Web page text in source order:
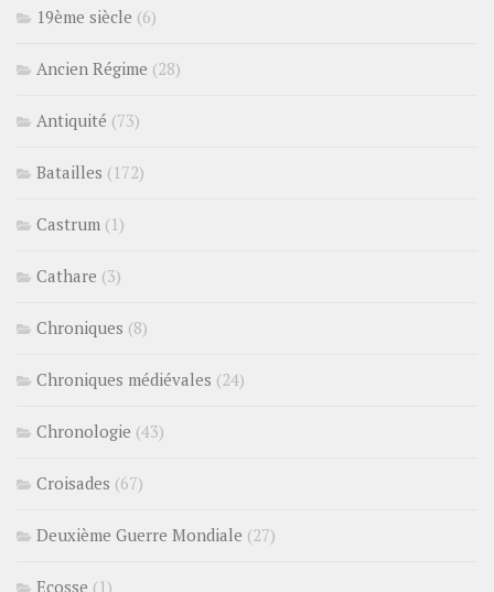
19ème siècle (6)
Ancien Régime (28)
Antiquité (73)
Batailles (172)
Castrum (1)
Cathare (3)
Chroniques (8)
Chroniques médiévales (24)
Chronologie (43)
Croisades (67)
Deuxième Guerre Mondiale (27)
Ecosse (1)